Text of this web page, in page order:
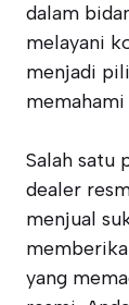
dalam
melayani
menjadi
Salah satu
dealer
menjual
yang